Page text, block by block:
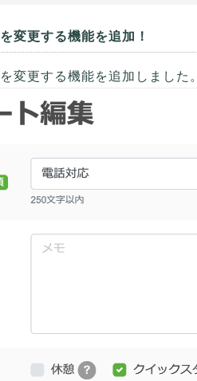
変更する機能を追加！
変更する機能を追加しました。